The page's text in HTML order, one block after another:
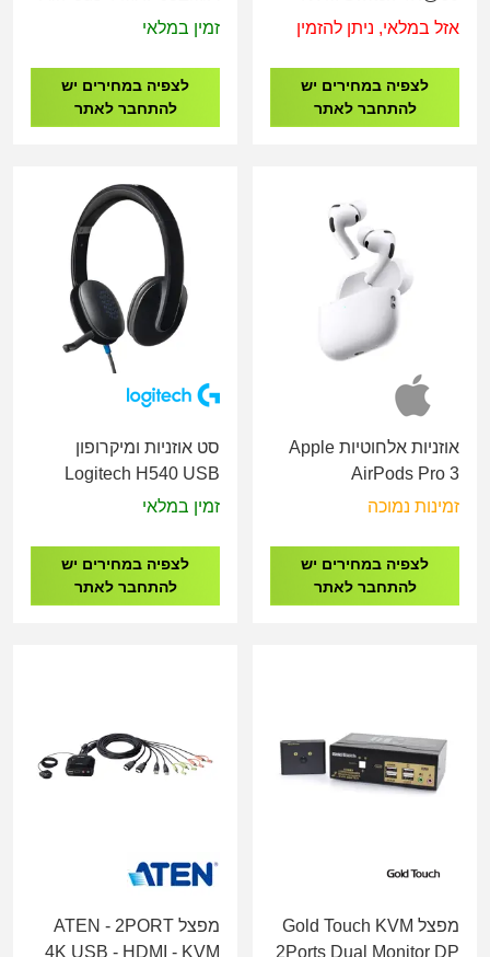
With Cables – 4 ports
אזל במלאי, ניתן להזמין
לצפיה במחירים יש
להתחבר לאתר
זמין במלאי
לצפיה במחירים יש
להתחבר לאתר
אוזניות אלחוטיות Apple
AirPods Pro 3
MFHP4ZM/A
זמינות נמוכה
לצפיה במחירים יש
להתחבר לאתר
סט אוזניות ומיקרופון
Logitech H540 USB
Computer Headset with
זמין במלאי
לצפיה במחירים יש
להתחבר לאתר
מפצל Gold Touch KVM
2Ports Dual Monitor DP
מפצל ATEN - 2PORT
4K USB - HDMI - KVM